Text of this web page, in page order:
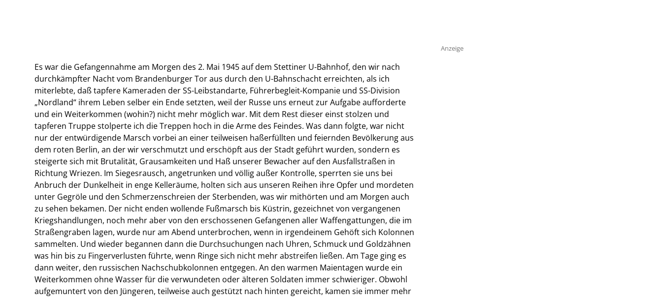
Es war die Gefangennahme am Morgen des 2. Mai 1945 auf dem Stettiner U-Bahnhof, den wir nach
durchkämpfter Nacht vom Brandenburger Tor aus durch den U-Bahnschacht erreichten, als ich
miterlebte, daß tapfere Kameraden der SS-Leibstandarte, Führerbegleit-Kompanie und SS-Division
„Nordland“ ihrem Leben selber ein Ende setzten, weil der Russe uns erneut zur Aufgabe aufforderte
und ein Weiterkommen (wohin?) nicht mehr möglich war. Mit dem Rest dieser einst stolzen und
tapferen Truppe stolperte ich die Treppen hoch in die Arme des Feindes. Was dann folgte, war nicht
nur der entwürdigende Marsch vorbei an einer teilweisen haßerfüllten und feiernden Bevölkerung aus
dem roten Berlin, an der wir verschmutzt und erschöpft aus der Stadt geführt wurden, sondern es
steigerte sich mit Brutalität, Grausamkeiten und Haß unserer Bewacher auf den Ausfallstraßen in
Richtung Wriezen. Im Siegesrausch, angetrunken und völlig außer Kontrolle, sperrten sie uns bei
Anbruch der Dunkelheit in enge Kelleräume, holten sich aus unseren Reihen ihre Opfer und mordeten
unter Gegröle und den Schmerzenschreien der Sterbenden, was wir mithörten und am Morgen auch
zu sehen bekamen. Der nicht enden wollende Fußmarsch bis Küstrin, gezeichnet von vergangenen
Kriegshandlungen, noch mehr aber von den erschossenen Gefangenen aller Waffengattungen, die im
Straßengraben lagen, wurde nur am Abend unterbrochen, wenn in irgendeinem Gehöft sich Kolonnen
sammelten. Und wieder begannen dann die Durchsuchungen nach Uhren, Schmuck und Goldzähnen
was hin bis zu Fingerverlusten führte, wenn Ringe sich nicht mehr abstreifen ließen. Am Tage ging es
dann weiter, den russischen Nachschubkolonnen entgegen. An den warmen Maientagen wurde ein
Weiterkommen ohne Wasser für die verwundeten oder älteren Soldaten immer schwieriger. Obwohl
aufgemuntert von den Jüngeren, teilweise auch gestützt nach hinten gereicht, kamen sie immer mehr
Anzeige